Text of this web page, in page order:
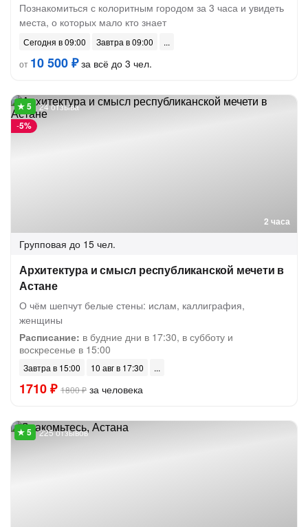
Познакомиться с колоритным городом за 3 часа и увидеть
места, о которых мало кто знает
Сегодня в 09:00
Завтра в 09:00
от 10 500 ₽за всё до 3 чел.
2 часа
-5%
24 отзыва
Групповая до 15 чел.
Архитектура и смысл республиканской мечети в
Астане
О чём шепчут белые стены: ислам, каллиграфия,
женщины
Расписание: в будние дни в 17:30, в субботу и
воскресенье в 15:00
Завтра в 15:00 10 авг в 17:30
1710 ₽ 1800 ₽ за человека
225 отзывов